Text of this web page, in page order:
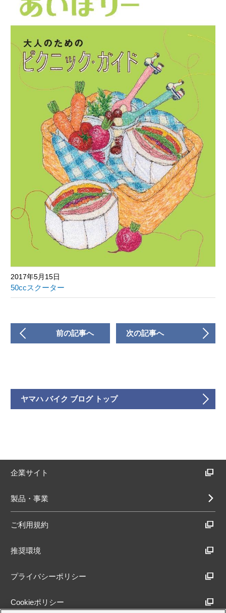
2017年5月15日
50ccスクーター
前の記事へ 次の記事へ
ヤマハ バイク ブログ トップ
企業サイト
製品・事業
ご利用規約
推奨環境
プライバシーポリシー
Cookieポリシー